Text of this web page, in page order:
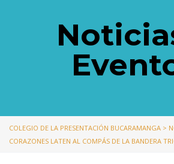
COLEGIO DE LA PRESENTACIÓN BUCARAMANGA >
CORAZONES LATEN AL COMPÁS DE LA BANDERA